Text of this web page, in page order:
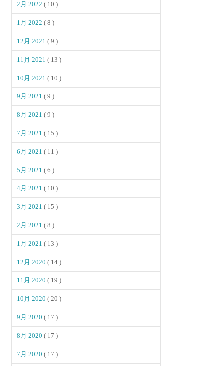
2月 2022( 10 )
1月 2022( 8 )
12月 2021( 9 )
11月 2021( 13 )
10月 2021( 10 )
9月 2021( 9 )
8月 2021( 9 )
7月 2021( 15 )
6月 2021( 11 )
5月 2021( 6 )
4月 2021( 10 )
3月 2021( 15 )
2月 2021( 8 )
1月 2021( 13 )
12月 2020( 14 )
11月 2020( 19 )
10月 2020( 20 )
9月 2020( 17 )
8月 2020( 17 )
7月 2020( 17 )